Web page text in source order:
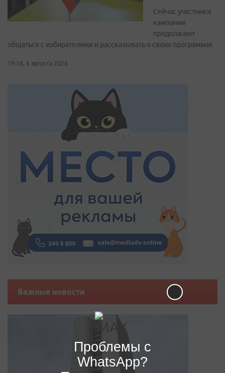
Сейчас участники
кампании
продолжают
общаться с избирателями и рассказывать о своих программах
19:16, 6 августа 2026
Важные новости
Проблемы с
WhatsApp?